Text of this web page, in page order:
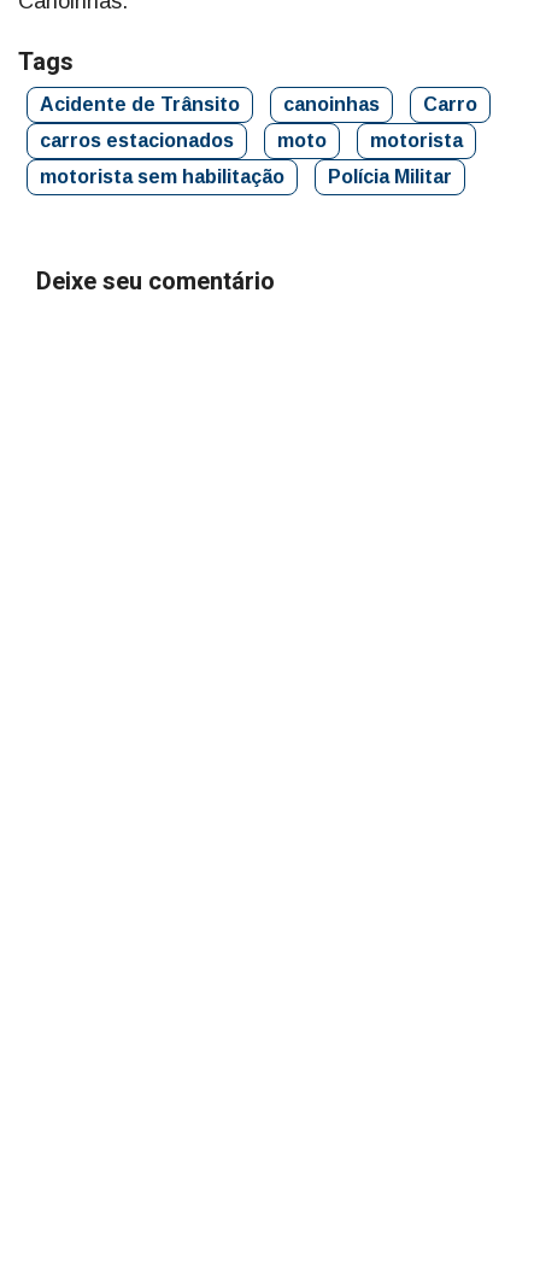
Tags
Acidente de Trânsito canoinhas
Carro
carros estacionados
moto
motorista
motorista sem habilitação
Polícia Militar
Deixe seu comentário